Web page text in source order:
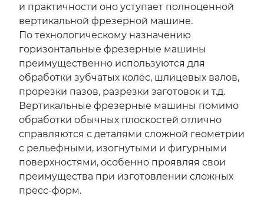
и практичности оно уступает полноценной
вертикальной фрезерной машине.
По технологическому назначению
горизонтальные фрезерные машины
преимущественно используются для
обработки зубчатых колёс, шлицевых валов,
прорезки пазов, разрезки заготовок и т.д.
Вертикальные фрезерные машины помимо
обработки обычных плоскостей отлично
справляются с деталями сложной геометрии
с рельефными, изогнутыми и фигурными
поверхностями, особенно проявляя свои
преимущества при изготовлении сложных
пресс-форм.